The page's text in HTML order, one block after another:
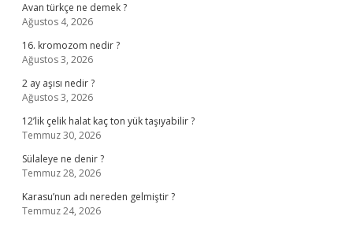
Avan türkçe ne demek ?
Ağustos 4, 2026
16. kromozom nedir ?
Ağustos 3, 2026
2 ay aşısı nedir ?
Ağustos 3, 2026
12’lik çelik halat kaç ton yük taşıyabilir ?
Temmuz 30, 2026
Sülaleye ne denir ?
Temmuz 28, 2026
Karasu’nun adı nereden gelmiştir ?
Temmuz 24, 2026